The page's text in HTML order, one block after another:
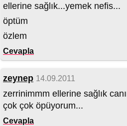
ellerine sağlık...yemek nefis...
öptüm
özlem
Cevapla
zeynep 14.09.2011
zerrinimmm ellerine sağlık
çok çok öpüyorum...
Cevapla